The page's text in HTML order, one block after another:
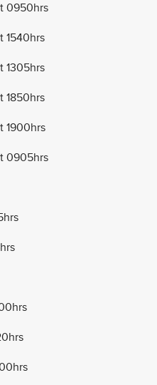
0950hrs
1540hrs
1305hrs
1850hrs
1900hrs
0905hrs